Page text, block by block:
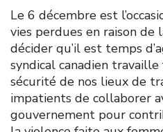
Le 6 décembre est
vies perdues en raison de
décider qu’il est temps
syndical canadien
sécurité de nos lieux de
impatients de collaborer
gouvernement pour